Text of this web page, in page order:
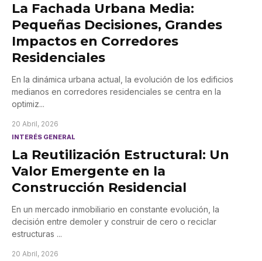
La Fachada Urbana Media:
Pequeñas Decisiones, Grandes
Impactos en Corredores
Residenciales
En la dinámica urbana actual, la evolución de los edificios
medianos en corredores residenciales se centra en la
optimiz...
20 Abril, 2026
INTERÉS GENERAL
La Reutilización Estructural: Un
Valor Emergente en la
Construcción Residencial
En un mercado inmobiliario en constante evolución, la
decisión entre demoler y construir de cero o reciclar
estructuras ...
20 Abril, 2026